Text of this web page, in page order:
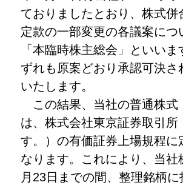
ておりましたとおり、株式
定款の一部変更の各議案に
「本臨時株主総会」といい
ずれも原案どおり承認可決
いたします。
この結果、当社の普通株式
は、株式会社東京証券取引
す。）の有価証券上場規程
なります。これにより、当
月23日までの間、整理銘柄